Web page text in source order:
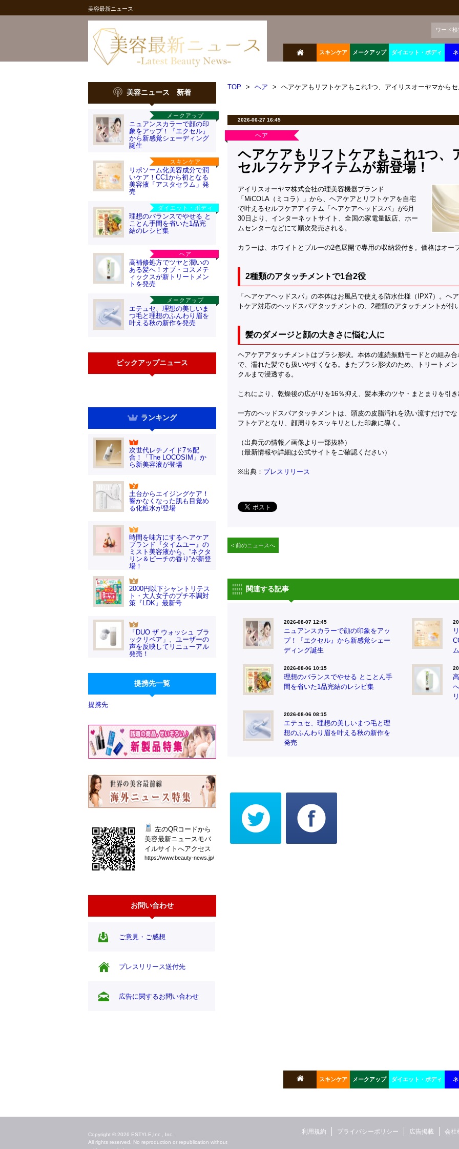
美容最新ニュース
ワード検
スキンケア メークアップ ダイエット・ボディ
美容ニュース 新着
メークアップ
ニュアンスカラーで顔の印
象をアップ！『エクセル』
から新感覚シェーディング
誕生
スキンケア
リポソーム化美容成分で潤
いケア！CC1から初となる
美容液「アスタセラム」発
売
ダイエット・ボディ
理想のバランスでやせる と
ことん手間を省いた1品完
結のレシピ集
ヘア
高補修処方でツヤと潤いの
ある髪へ！オブ・コスメテ
ィックスが新トリートメン
トを発売
メークアップ
エテュセ、理想の美しいま
つ毛と理想のふんわり眉を
叶える秋の新作を発売
ピックアップニュース
ランキング
次世代レチノイド7％配
合！「The LOCOSIM」か
ら新美容液が登場
土台からエイジングケア！
響かなくなった肌も目覚め
る化粧水が登場
時間を味方にするヘアケア
ブランド『タイムユー』の
ミスト美容液から、“ネクタ
リン＆ピーチの香り”が新登
場！
2000円以下シャントリテス
ト・大人女子のプチ不調対
策『LDK』最新号
「DUO ザ ウォッシュ ブラ
ックリペア」、ユーザーの
声を反映してリニューアル
発売！
提携先一覧
提携先
左のQRコードから
美容最新ニュースモバ
イルサイトへアクセス
https://www.beauty-news. jp/
お問い合わせ
ご意見・ご感想
プレスリリース送付先
広告に関するお問い合わせ
TOP > ヘア > ヘアケアもリフトケアもこれ1つ、アイリスオーヤマから
2026-06-27 16:45
ヘア
ヘアケアもリフトケアもこれ1つ、
セルフケアアイテムが新登場！
アイリスオーヤマ株式会社の理美容機器ブランド
「MiCOLA（ミコラ）」から、ヘアケアとリフトケアを自宅
で叶えるセルフケアアイテム「ヘアケアヘッドスパ」が6月
30日より、インターネットサイト、全国の家電量販店、ホー
ムセンターなどにて順次発売される。
カラーは、ホワイトとブルーの2色展開で専用の収納袋付き。価格はオー
2種類のアタッチメントで1台2役
「ヘアケアヘッドスパ」の本体はお風呂で使える防水仕様（IPX7）。ヘ
トケア対応のヘッドスパアタッチメントの、2種類のアタッチメントが付
髪のダメージと顔の大きさに悩む人に
ヘアケアアタッチメントはブラシ形状。本体の連続振動モードとの組み
で、濡れた髪でも扱いやすくなる。またブラシ形状のため、トリートメ
クルまで浸透する。
これにより、乾燥後の広がりを16％抑え、髪本来のツヤ・まとまりを引
一方のヘッドスパアタッチメントは、頭皮の皮脂汚れを洗い流すだけで
フトケアとなり、顔周りをスッキリとした印象に導く。
（出典元の情報／画像より一部抜粋）
（最新情報や詳細は公式サイトをご確認ください）
※出典： プレスリリース
< 前のニュースへ
関連する記事
2026-08-07 12:45
ニュアンスカラーで顔の印象をアッ
プ！『エクセル』から新感覚シェー
ディング誕生
2026-08-06 10:15
理想のバランスでやせる とことん手
間を省いた1品完結のレシピ集
2026-08-06 08:15
エテュセ、理想の美しいまつ毛と理
想のふんわり眉を叶える秋の新作を
発売
スキンケア メークアップ ダイエット・ボディ
Copyright © 2026 ESTYLE,Inc., Inc.
All rights reserved. No reproduction or republication without
会社
広告掲載
プライバシーポリシー
利用規約